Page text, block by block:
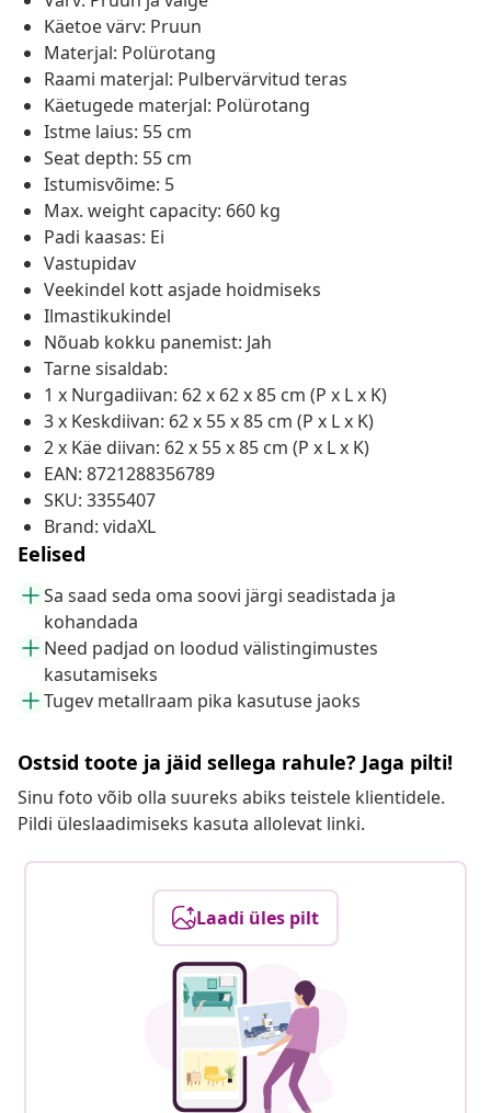
Käetoe värv: Pruun
Materjal: Polürotang
Raami materjal: Pulbervärvitud teras
Käetugede materjal: Polürotang
Istme laius: 55 cm
Seat depth: 55 cm
Istumisvõime: 5
Max. weight capacity: 660 kg
Padi kaasas: Ei
Vastupidav
Veekindel kott asjade hoidmiseks
Ilmastikukindel
Nõuab kokku panemist: Jah
Tarne sisaldab:
1 x Nurgadiivan: 62 x 62 x 85 cm (P x L x K)
3 x Keskdiivan: 62 x 55 x 85 cm (P x L x K)
2 x Käe diivan: 62 x 55 x 85 cm (P x L x K)
EAN: 8721288356789
SKU: 3355407
Brand: vidaXL
Eelised
Sa saad seda oma soovi järgi seadistada ja
kohandada
Need padjad on loodud välistingimustes
kasutamiseks
Tugev metallraam pika kasutuse jaoks
Ostsid toote ja jäid sellega rahule? Jaga pilti!
Sinu foto võib olla suureks abiks teistele klientidele.
Pildi üleslaadimiseks kasuta allolevat linki.
Laadi üles pilt